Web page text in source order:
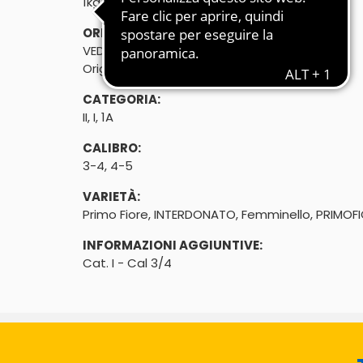
ORIGINE:
VEDI ETICHETTA, SPAGNA, ITALIA
Origine: Italia
CATEGORIA:
II, I, 1A
CALIBRO:
3-4, 4-5
VARIETÀ:
Primo Fiore, INTERDONATO, Femminello,
INFORMAZIONI AGGIUNTIVE:
Cat. I - Cal 3/4